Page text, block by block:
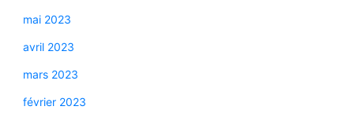
mai 2023
avril 2023
mars 2023
février 2023